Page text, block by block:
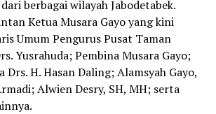
berbagai wilayah Jabodetabek.
Ketua Musara Gayo yang kini
Umum Pengurus Pusat Taman
Yusrahuda; Pembina Musara Gayo;
Drs. H. Hasan Daling; Alamsyah Gayo,
Alwien Desry, SH, MH; serta